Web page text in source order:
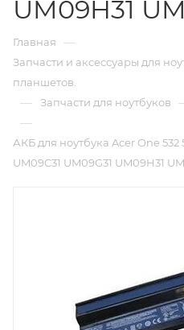
UM09H31
Главная —
Запчасти и аксессуары для
планшетов.
— Запчасти для ноутбуков
—
АКБ для ноутбука Acer One 532
UM09C31 UM09G31 UM09H31